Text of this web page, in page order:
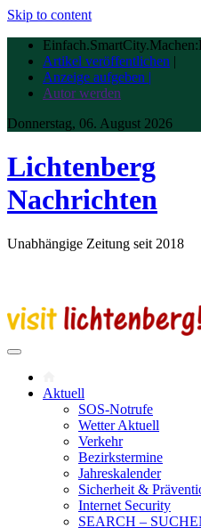
Skip to content
Artikel veröffentlichen |
Anzeige aufgeben |
Autor werden
Donnerstag, 06. August 2026
Lichtenberg
Nachrichten
Unabhängige Zeitung seit 2018
Aktuell
SOS-Notrufe
Wetter Aktuell
Verkehr
Bezirkstermine
Jahreskalender
Sicherheit &
Internet Security
SEARCH –